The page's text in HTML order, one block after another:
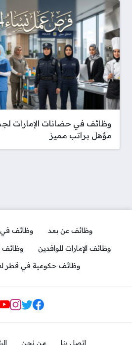
وظائف في حضانات الإمارات
مؤهل براتب مميز
وظائف عن بعد
وظائف في
وظائف الإمارات للوافدين
وظائف
وظائف حكومية في قطر
مواقع
اتصل بنا من نحن